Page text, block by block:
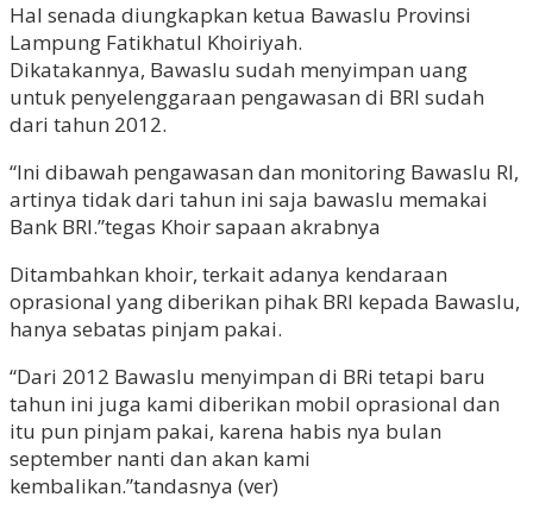
Hal senada diungkapkan ketua Bawaslu Provinsi
Lampung Fatikhatul Khoiriyah.
Dikatakannya, Bawaslu sudah menyimpan uang
untuk penyelenggaraan pengawasan di BRI sudah
dari tahun 2012.
“Ini dibawah pengawasan dan monitoring Bawaslu RI,
artinya tidak dari tahun ini saja bawaslu memakai
Bank BRI.”tegas Khoir sapaan akrabnya
Ditambahkan khoir, terkait adanya kendaraan
oprasional yang diberikan pihak BRI kepada Bawaslu,
hanya sebatas pinjam pakai.
“Dari 2012 Bawaslu menyimpan di BRi tetapi baru
tahun ini juga kami diberikan mobil oprasional dan
itu pun pinjam pakai, karena habis nya bulan
september nanti dan akan kami
kembalikan.”tandasnya (ver)